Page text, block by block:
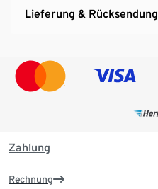
Lieferung & Rücksendung
Zahlung
Rechnung